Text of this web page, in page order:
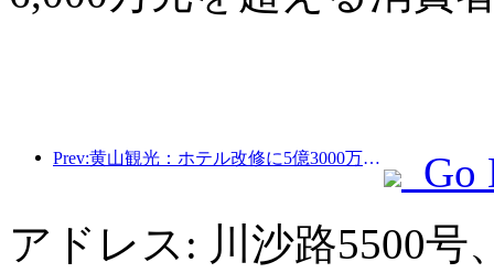
Prev:黄山観光：ホテル改修に5億3000万元を投資する計画
Go
アドレス: 川沙路5500号